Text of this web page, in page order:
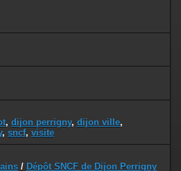
, dijon perrigny, dijon ville,
, sncf, visite
/ Dépôt SNCF de Dijon Perrigny